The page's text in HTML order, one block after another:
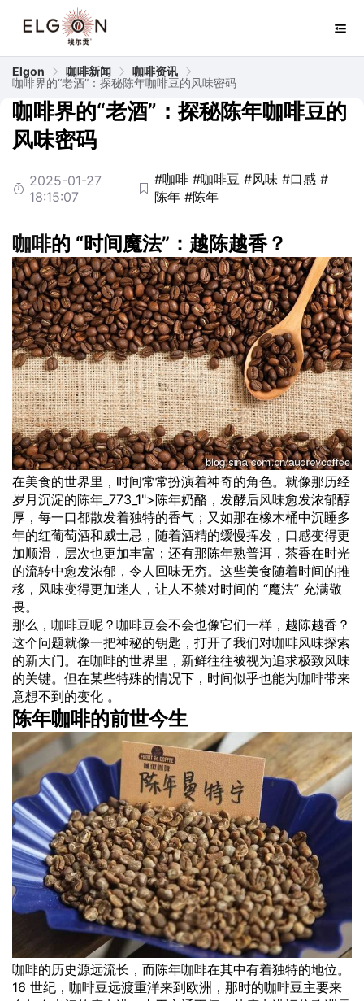
Elgon 咖啡新闻
咖啡资讯
咖啡界的“老酒”：探秘陈年咖啡豆的风味密码
咖啡界的“老酒”：探秘陈年咖啡豆的
风味密码
2025-01-27
18:15:07
#咖啡 #咖啡豆 #风味 #口感 #
陈年 #陈年
咖啡的 “时间魔法”：越陈越香？
在美食的世界里，时间常常扮演着神奇的角色。就像那历经
岁月沉淀的陈年 _773_1">陈年奶酪，发酵后风味愈发浓郁醇
厚，每一口都散发着独特的香气；又如那在橡木桶中沉睡多
年的红葡萄酒和威士忌，随着酒精的缓慢挥发， 口感变得更
加顺滑，层次也更加丰富；还有那陈年熟普洱，茶香在时光
的流转中愈发浓郁，令人回味无穷。这些美食随着时间的推
移，风味变得更加迷人，让人不禁对时间的 “魔法” 充满敬
畏。
那么， 咖啡豆呢？咖啡豆会不会也像它们一样，越陈越香？
这个问题就像一把神秘的钥匙，打开了我们对咖啡风味探索
的新大门。在咖啡的世界里，新鲜往往被视为追求极致风味
的关键。但在某些特殊的情况下，时间似乎也能为咖啡带来
意想不到的变化 。
陈年咖啡的前世今生
咖啡的历史源远流长，而陈年咖啡在其中有着独特的地位。
16 世纪，咖啡豆远渡重洋来到欧洲，那时的咖啡豆主要来